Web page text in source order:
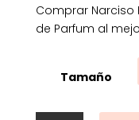
Comprar Narciso
de Parfum al
Tamaño